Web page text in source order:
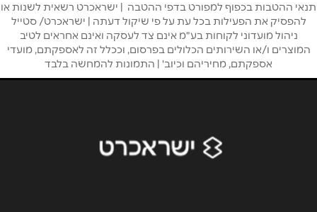
תנאי ההטבות בכפוף למפורט בדפי ההטבה | ישראכרט רשאית לשנות או
להפסיק את הפעילות בכל עת על פי שיקול דעתה | ישראכרט/ סטייל
ניהול מועדוני לקוחות בע"מ אינם צד לעסקה ואינם אחראים לטיב
המוצרים ו/או השירותים הכלולים בפרסום, וככלל זה לאספקתם, מועדי
אספקתם, מחיריהם וכיוב' | התמונות להמחשה בלבד